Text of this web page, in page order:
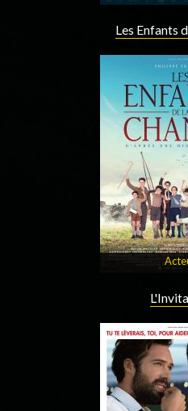
Les Enfants